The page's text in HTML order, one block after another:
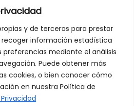
y de terceros para prestar
recoger información estadística
preferencias mediante el análisis
Puede obtener más
cookies, o bien conocer cómo
en nuestra Política de
Política de privacidad
de cookies
Molière de Zaragoza. Todos los
web: